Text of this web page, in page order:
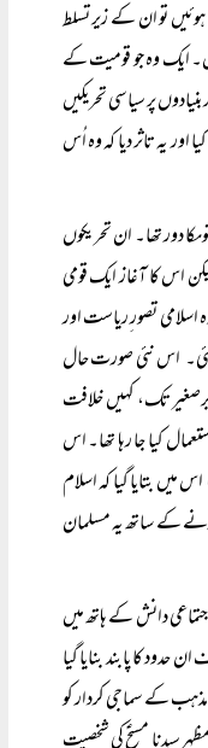
تو ان کے زیر تسلط
ایک وہ جو قومیت کے
پر سیاسی تحریکیں
یہ تاثر دیا کہ وہ اُس
دور تھا۔ ان تحریکوں
اس کا آغاز ایک قومی
اسلامی تصور ِریاست اور
گئی۔ اس نئی صورت حال
تک، کہیں خلافت
کیا جا رہا تھا۔ اس
بتایا گیا کہ اسلام
کے ساتھ یہ مسلمان
دانش کے ہاتھ میں
کا پابند بنایا گیا
کے سماجی کردار کو